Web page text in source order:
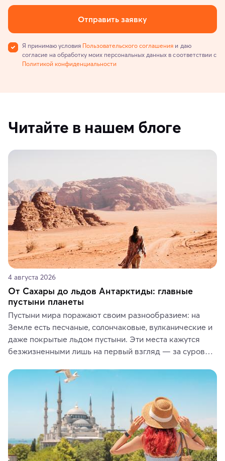
Отправить заявку
Я принимаю условия Пользовательского соглашения и даю
согласие на обработку моих персональных данных в соответствии с
Политикой конфиденциальности
Читайте в нашем блоге
4 августа 2026
От Сахары до льдов Антарктиды: главные
пустыни планеты
Пустыни мира поражают своим разнообразием: на
Земле есть песчаные, солончаковые, вулканические и
даже покрытые льдом пустыни. Эти места кажутся
безжизненными лишь на первый взгляд — за суровой
животные и маршруты, которые дарят одни из самых
ярких впечатлений от путешествий.